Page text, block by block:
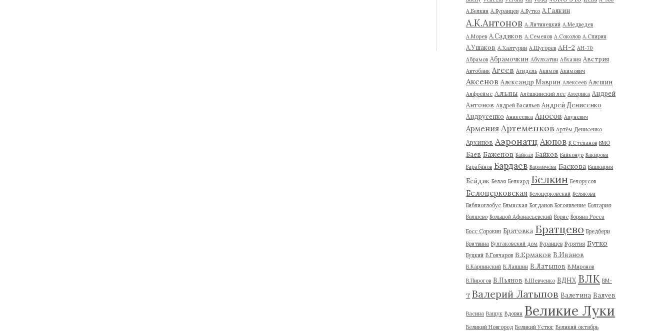
А.Белкин А.Буранцев А.Бутко А.Галкин
А.К.Антонов А.Литинецкий А.Медведев
А.Морев А.Садиков А.Семенов А.Соколов А.Спирин
А.Ушаков А.Халтурин А.Щугорев АН-2 АН-70
Абрамов Абрамочкин Абулхатин Абхазия Австрия
Автобанк Агеев Агидель Акимов Акимович
Аксенов Александр Маврин Алексеев Алешин
Алфреймс Альпы Алёшкинский лес Америка Андрей
Антонов Андрей Васильев Андрей Денисенко
Андрусенко Аникеевка Аносов Апуневич
Армения Артеменков Артём Денисенко
Архипов Аэронатц Аюпов Б.Степанов БМО
Баев Баженов Байкал Байков Байконур Бакирова
Барабанов Бардаев Бармичева Баскова Башкирия
Бейдик Белая Белкард Белкин Белорусов
Белоцерковская Белоцерковский Белякова
Библиоглобус Блынская Богданов Богоявление Болгария
Болшево Большой Афанасьевский Борис Боряна Росса
Босс Сорокин Братовка Братцево Бредбери
Бритвина Булгаковский дом Буранцев Бурятия Бутко
Буцкий В.Гончаров В.Ермаков В.Иванов
В.Карпинский В.Лапшин В.Латыпов В.Миронов
В.Пирогов В.Пьянов В.Шевченко ВДНХ ВЛК ВМ-
Т Валерий Латыпов Валетина Валуев
Васина Ващук Вдовин Великие Луки
Великий Новгород Великий Устюг Великий октябрь